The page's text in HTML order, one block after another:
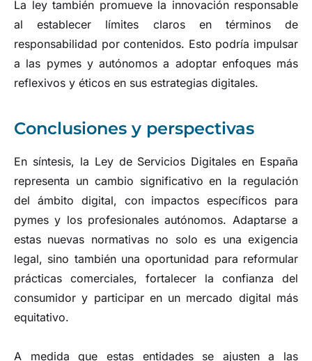
La ley también promueve la innovación responsable
al establecer límites claros en términos de
responsabilidad por contenidos. Esto podría impulsar
a las pymes y autónomos a adoptar enfoques más
reflexivos y éticos en sus estrategias digitales.
Conclusiones y perspectivas
En síntesis, la Ley de Servicios Digitales en España
representa un cambio significativo en la regulación
del ámbito digital, con impactos específicos para
pymes y los profesionales autónomos. Adaptarse a
estas nuevas normativas no solo es una exigencia
legal, sino también una oportunidad para reformular
prácticas comerciales, fortalecer la confianza del
consumidor y participar en un mercado digital más
equitativo.
A medida que estas entidades se ajusten a las